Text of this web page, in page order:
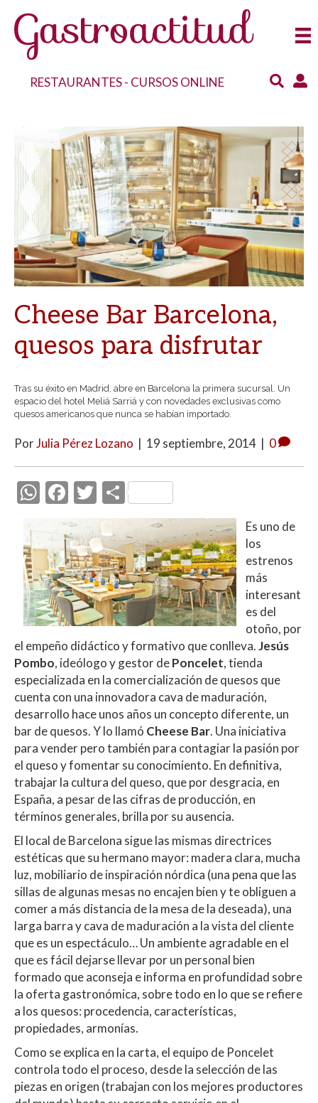
RESTAURANTES- CURSOS ONLINE
Cheese Bar Barcelona,
quesos para disfrutar
Tras su éxito en Madrid, abre en Barcelona la primera sucursal. Un
espacio del hotel Meliá Sarriá y con novedades exclusivas como
quesos americanos que nunca se habían importado.
PorJulia Pérez Lozano | 19 septiembre, 2014 | 0
W
at
s
A
p
p
F
ac
e
b
o
o
k
T
w
itt
er
C
o
m
p
ar
ti
r
Es uno de
los
estrenos
más
interesant
es del
otoño, por
el empeño didáctico y formativo que conlleva.Jesús
Pombo, ideólogo y gestor dePoncelet, tienda
especializada en la comercialización de quesos que
cuenta con una innovadora cava de maduración,
desarrollo hace unos años un concepto diferente, un
bar de quesos. Y lo llamó Cheese Bar. Una iniciativa
para vender pero también para contagiar la pasión por
el queso y fomentar su conocimiento. En definitiva,
trabajar la cultura del queso, que por desgracia, en
España, a pesar de las cifras de producción, en
términos generales, brilla por su ausencia.
El local de Barcelona sigue las mismas directrices
estéticas que su hermano mayor: madera clara, mucha
luz, mobiliario de inspiración nórdica (una pena que las
sillas de algunas mesas no encajen bien y te obliguen a
comer a más distancia de la mesa de la deseada), una
larga barra y cava de maduración a la vista del cliente
que es un espectáculo… Un ambiente agradable en el
que es fácil dejarse llevar por un personal bien
formado que aconseja e informa en profundidad sobre
la oferta gastronómica, sobre todo en lo que se refiere
a los quesos: procedencia, características,
propiedades, armonías.
Como se explica en la carta, el equipo de Poncelet
controla todo el proceso, desde la selección de las
piezas en origen (trabajan con los mejores productores